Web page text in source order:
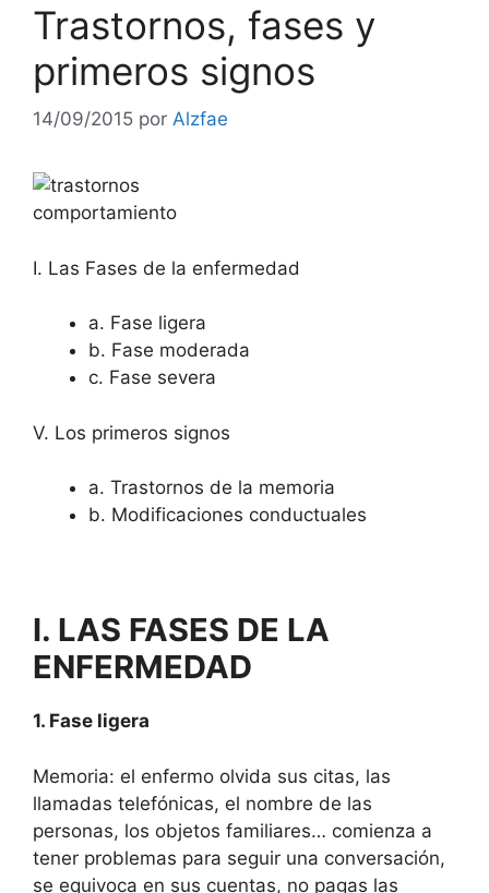
Trastornos, fases y
primeros signos
14/09/2015 por Alzfae
I. Las Fases de la enfermedad
a. Fase ligera
b. Fase moderada
c. Fase severa
V. Los primeros signos
a. Trastornos de la memoria
b. Modificaciones conductuales
I. LAS FASES DE LA
ENFERMEDAD
1. Fase ligera
Memoria: el enfermo olvida sus citas, las
llamadas telefónicas, el nombre de las
personas, los objetos familiares… comienza a
tener problemas para seguir una conversación,
se equivoca en sus cuentas, no pagas las